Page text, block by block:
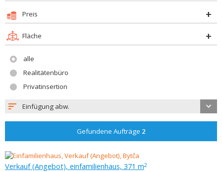
Preis
Fläche
alle
Realitätenbüro
Privatinsertion
Einfügung abw.
Gefundene Aufträge 2
Verkauf (Angebot), einfamilienhaus, 371 m2